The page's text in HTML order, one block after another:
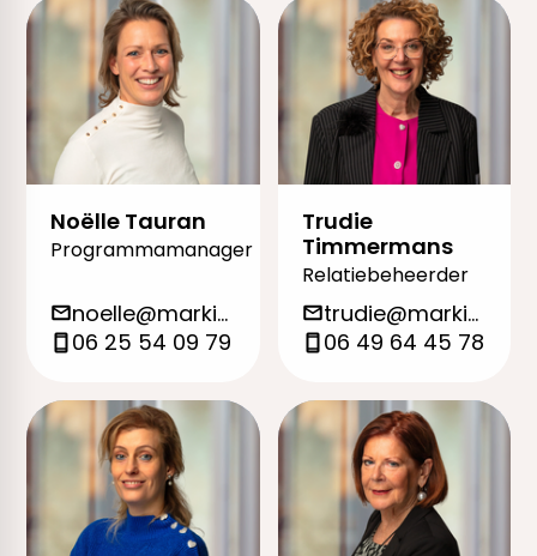
Noëlle Tauran
Programmamanager
noelle@markieza.org
06 25 54 09 79
Trudie
Timmermans
Relatiebeheerder
trudie@markieza.org
06 49 64 45 78